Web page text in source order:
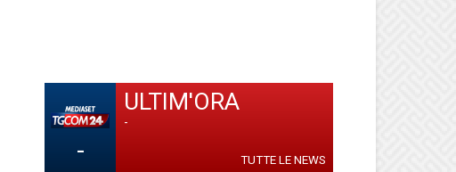
-
ULTIM'ORA
-
TUTTE LE NEWS